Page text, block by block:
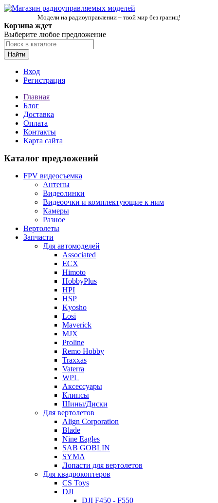
Модели на радиоуправлении – твой мир без границ!
Корзина ждет
Выберите любое предложение
Найти
Вход
Регистрация
Главная
Блог
Доставка
Оплата
Контакты
Карта сайта
Каталог предложений
FPV видеосъемка
Антены
Видеолинки
Видеоочки и комплектующие к ним
Камеры
Разное
Вертолеты
Запчасти
Для автомоделей
Associated
ECX
Himoto
HobbyPlus
HPI
HSP
Kyosho
Losi
Maverick
MJX
Proline
Remo Hobby
Traxxas
Vaterra
WPL
Аксессуары
Клипсы
Шины/Диски
Для вертолетов
Align Corporation
Blade
Nine Eagles
SAB GOBLIN
SYMA
Лопасти для вертолетов
Для квадрокоптеров
CS Toys
DJI
DJI F450 - F550